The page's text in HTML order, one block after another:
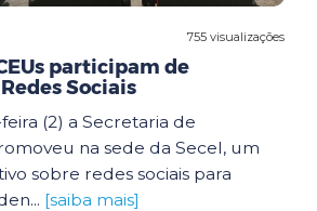
755 visualizações
participam de
Sociais
(2) a Secretaria de
na sede da Secel, um
sobre redes sociais para
[saiba mais]